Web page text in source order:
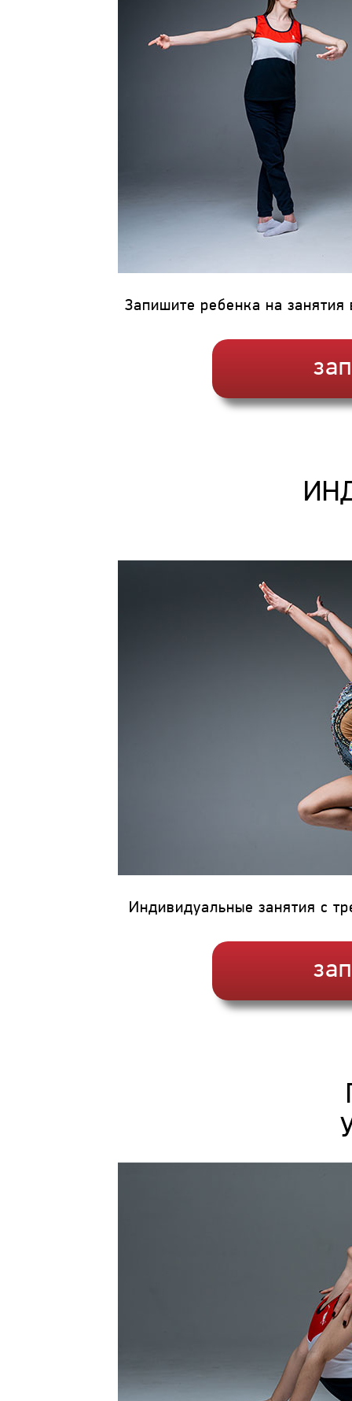
Запишите ребенка на
Индивидуальные занятия с